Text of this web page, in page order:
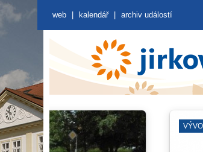
web kalendář archiv událostí
VÝVOZ POPELNIC